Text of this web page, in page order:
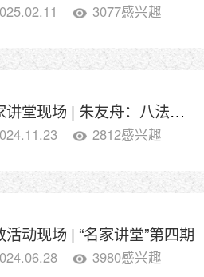
3077感兴趣
名家讲堂现场 | 朱友舟：八法溯源与隶变
2812感兴趣
活动现场 | “名家讲堂”第四期
3980感兴趣